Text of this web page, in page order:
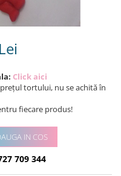
Click aici
tortului, nu se achită în
fiecare produs!
IN COS
709 344